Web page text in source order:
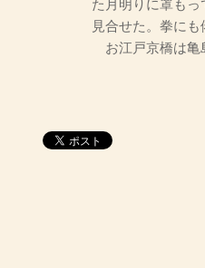
た月明りに罩も
見合せた。拳に
お江戸京橋は亀